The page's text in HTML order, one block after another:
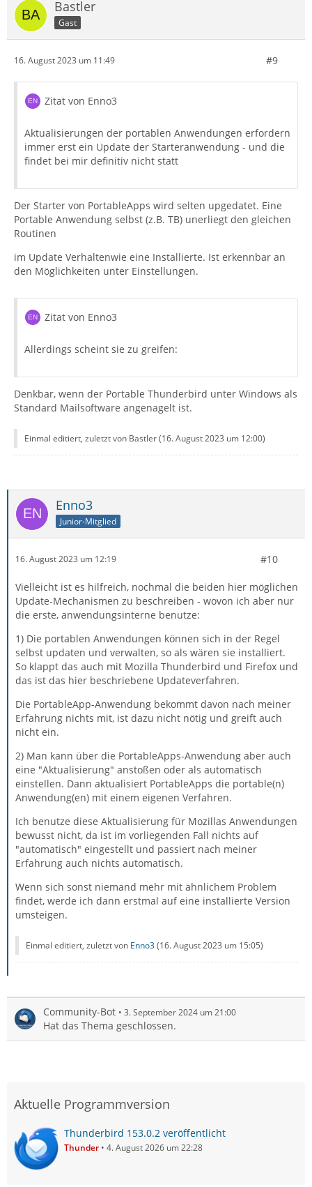
Bastler
Gast
16. August 2023 um 11:49 #9
Zitat von Enno3
Aktualisierungen der portablen Anwendungen erfordern
immer erst ein Update der Starteranwendung - und die
findet bei mir definitiv nicht statt
Der Starter von PortableApps wird selten upgedatet. Eine
Portable Anwendung selbst (z.B. TB) unerliegt den gleichen
Routinen
im Update Verhaltenwie eine Installierte. Ist erkennbar an
den Möglichkeiten unter Einstellungen.
Zitat von Enno3
Allerdings scheint sie zu greifen:
Denkbar, wenn der Portable Thunderbird unter Windows als
Standard Mailsoftware angenagelt ist.
Einmal editiert, zuletzt von Bastler (16. August 2023 um 12:00)
Enno3
Junior-Mitglied
16. August 2023 um 12:19 #10
Vielleicht ist es hilfreich, nochmal die beiden hier möglichen
Update-Mechanismen zu beschreiben - wovon ich aber nur
die erste, anwendungsinterne benutze:
1) Die portablen Anwendungen können sich in der Regel
selbst updaten und verwalten, so als wären sie installiert.
So klappt das auch mit Mozilla Thunderbird und Firefox und
das ist das hier beschriebene Updateverfahren.
Die PortableApp-Anwendung bekommt davon nach meiner
Erfahrung nichts mit, ist dazu nicht nötig und greift auch
nicht ein.
2) Man kann über die PortableApps-Anwendung aber auch
eine "Aktualisierung" anstoßen oder als automatisch
einstellen. Dann aktualisiert PortableApps die portable(n)
Anwendung(en) mit einem eigenen Verfahren.
Ich benutze diese Aktualisierung für Mozillas Anwendungen
bewusst nicht, da ist im vorliegenden Fall nichts auf
"automatisch" eingestellt und passiert nach meiner
Erfahrung auch nichts automatisch.
Wenn sich sonst niemand mehr mit ähnlichem Problem
findet, werde ich dann erstmal auf eine installierte Version
umsteigen.
Einmal editiert, zuletzt von Enno3(16. August 2023 um 15:05)
Community-Bot 3. September 2024 um 21:00
Hat das Thema geschlossen.
Aktuelle Programmversion
Thunderbird 153.0.2 veröffentlicht
Thunder 4. August 2026 um 22:28